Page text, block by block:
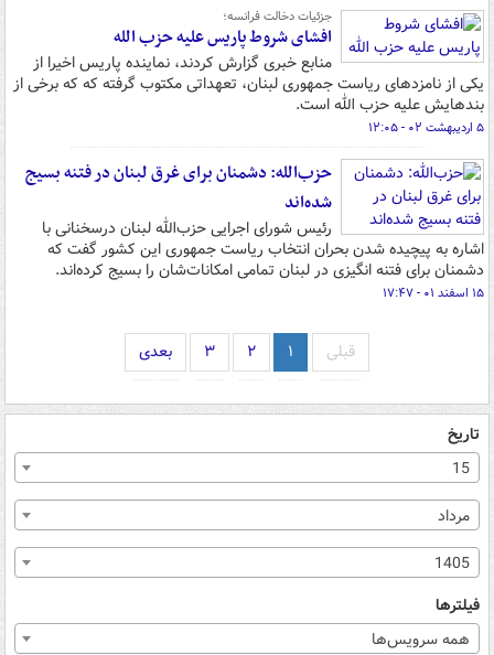
جزئیات دخالت فرانسه؛
افشای شروط پاریس علیه حزب الله
منابع خبری گزارش کردند، نماینده پاریس اخیرا از
یکی از نامزدهای ریاست جمهوری لبنان، تعهداتی مکتوب گرفته که که برخی از
بندهایش علیه حزب الله است.
۵ اردیبهشت ۰۲ - ۱۲:۰۵
حزب‌الله: دشمنان برای غرق لبنان در فتنه بسیج
شده‌اند
رئیس شورای اجرایی حزب‌الله لبنان درسخنانی با
اشاره به پیچیده شدن بحران انتخاب ریاست جمهوری این کشور گفت که
دشمنان برای فتنه انگیزی در لبنان تمامی امکانات‌شان را بسیج کرده‌اند.
۱۵ اسفند ۰۱ - ۱۷:۴۷
قبلی ۱ ۲ ۳ بعدی
تاریخ
15
مرداد
1405
فیلترها
همه سرویس‌ها